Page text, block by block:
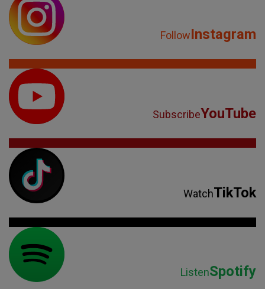
FollowInstagram
SubscribeYouTube
WatchTikTok
ListenSpotify